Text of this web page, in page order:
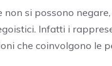
si possono
Infatti i
che coinvolgono le